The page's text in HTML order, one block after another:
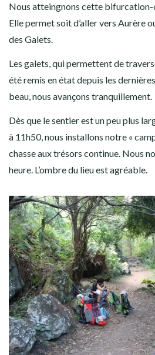
Nous atteingnons cette bifurcation-
Elle permet soit d’aller vers Aurère
des Galets.
Les galets, qui permettent de
été remis en état depuis les
beau, nous avançons tranquillement.
Dès que le sentier est un peu plus
à 11h50, nous installons notre «
chasse aux trésors continue. Nous
heure. L’ombre du lieu est agréable.